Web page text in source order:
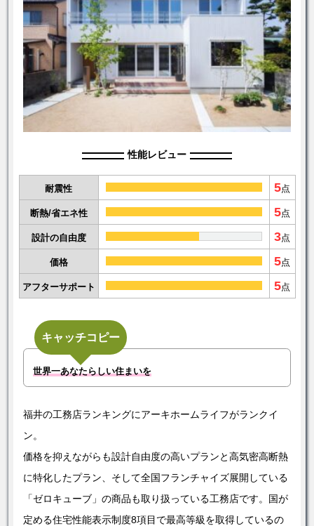
性能レビュー
耐震性 5点
断熱/省エネ性 5点
設計の自由度 3点
価格 5点
アフターサポート 5点
キャッチコピー
世界一あなたらしい住まいを
福井の工務店ランキングにアーキホームライフがランクイ
ン。
価格を抑えながらも設計自由度の高いプランと高気密高断熱
に特化したプラン、そして全国フランチャイズ展開している
「ゼロキューブ」の商品も取り扱っている工務店です。国が
定める住宅性能表示制度8項目で最高等級を取得しているの